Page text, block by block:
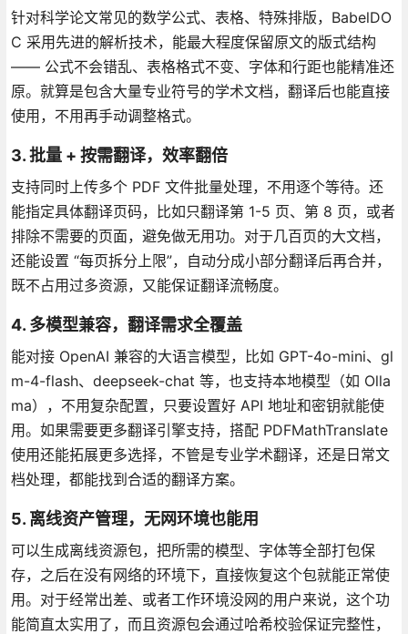
针对科学论文常见的数学公式、表格、特殊排版，BabelDO
C 采用先进的解析技术，能最大程度保留原文的版式结构
—— 公式不会错乱、表格格式不变、字体和行距也能精准还
原。就算是包含大量专业符号的学术文档，翻译后也能直接
使用，不用再手动调整格式。
3. 批量 + 按需翻译，效率翻倍
支持同时上传多个 PDF 文件批量处理，不用逐个等待。还
能指定具体翻译页码，比如只翻译第 1-5 页、第 8 页，或者
排除不需要的页面，避免做无用功。对于几百页的大文档，
还能设置 “每页拆分上限”，自动分成小部分翻译后再合并，
既不占用过多资源，又能保证翻译流畅度。
4. 多模型兼容，翻译需求全覆盖
能对接 OpenAI 兼容的大语言模型，比如 GPT-4o-mini、gl
m-4-flash、deepseek-chat 等，也支持本地模型（如 Olla
ma），不用复杂配置，只要设置好 API 地址和密钥就能使
用。如果需要更多翻译引擎支持，搭配 PDFMathTranslate
使用还能拓展更多选择，不管是专业学术翻译，还是日常文
档处理，都能找到合适的翻译方案。
5. 离线资产管理，无网环境也能用
可以生成离线资源包，把所需的模型、字体等全部打包保
存，之后在没有网络的环境下，直接恢复这个包就能正常使
用。对于经常出差、或者工作环境没网的用户来说，这个功
能简直太实用了，而且资源包会通过哈希校验保证完整性，